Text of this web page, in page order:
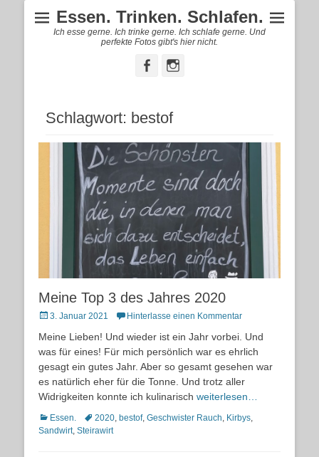
Essen. Trinken. Schlafen.
Ich esse gerne. Ich trinke gerne. Ich schlafe gerne. Und
perfekte Fotos gibt's hier nicht.
FacebookInstagram
Schlagwort: bestof
Meine Top 3 des Jahres 2020
Posted
3. Januar 2021 Hinterlasse einen Kommentar
Meine Lieben! Und wieder ist ein Jahr vorbei. Und
was für eines! Für mich persönlich war es ehrlich
gesagt ein gutes Jahr. Aber so gesamt gesehen war
es natürlich eher für die Tonne. Und trotz aller
Widrigkeiten konnte ich kulinarisch weiterlesen…
Kategorien
Essen. Schlagworte
2020, bestof, Geschwister Rauch, Kirbys,
Sandwirt, Steirawirt